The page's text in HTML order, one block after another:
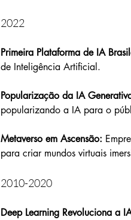
2022
Primeira Plataforma de IA
de Inteligência Artificial.
Popularização da IA
popularizando a IA para o
Metaverso em Ascensão:
para criar mundos virtuais
2010-2020
Deep Learning Revoluciona a